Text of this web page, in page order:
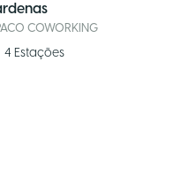
COWORKING
4 Estações